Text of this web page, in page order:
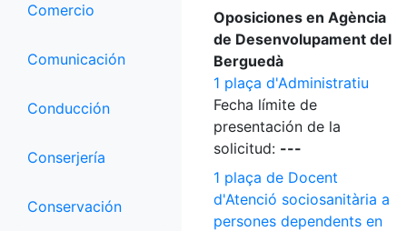
Comercio
Comunicación
Conducción
Conserjería
Conservación
Oposiciones en Agència
de Desenvolupament del
Berguedà
1 plaça d'Administratiu
Fecha límite de
presentación de la
solicitud: ---
1 plaça de Docent
d'Atenció sociosanitària a
persones dependents en